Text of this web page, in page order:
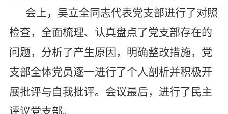
会上，吴立全同志代表党支部进行了对照
检查，全面梳理、认真盘点了党支部存在的
问题，分析了产生原因，明确整改措施，党
支部全体党员逐一进行了个人剖析并积极开
展批评与自我批评。会议最后，进行了民主